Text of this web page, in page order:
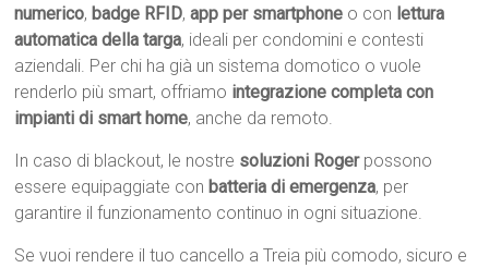
numerico, badge RFID,app per smartphone o con lettura
automatica della targa, ideali per condomini e contesti
aziendali. Per chi ha già un sistema domotico o vuole
renderlo più smart, offriamo integrazione completa con
impianti di smart home, anche da remoto.
In caso di blackout, le nostre soluzioni Rogerpossono
essere equipaggiate con batteria di emergenza, per
garantire il funzionamento continuo in ogni situazione.
Se vuoi rendere il tuo cancello a Treia più comodo, sicuro e